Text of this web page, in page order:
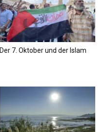
Der 7. Oktober und der Islam